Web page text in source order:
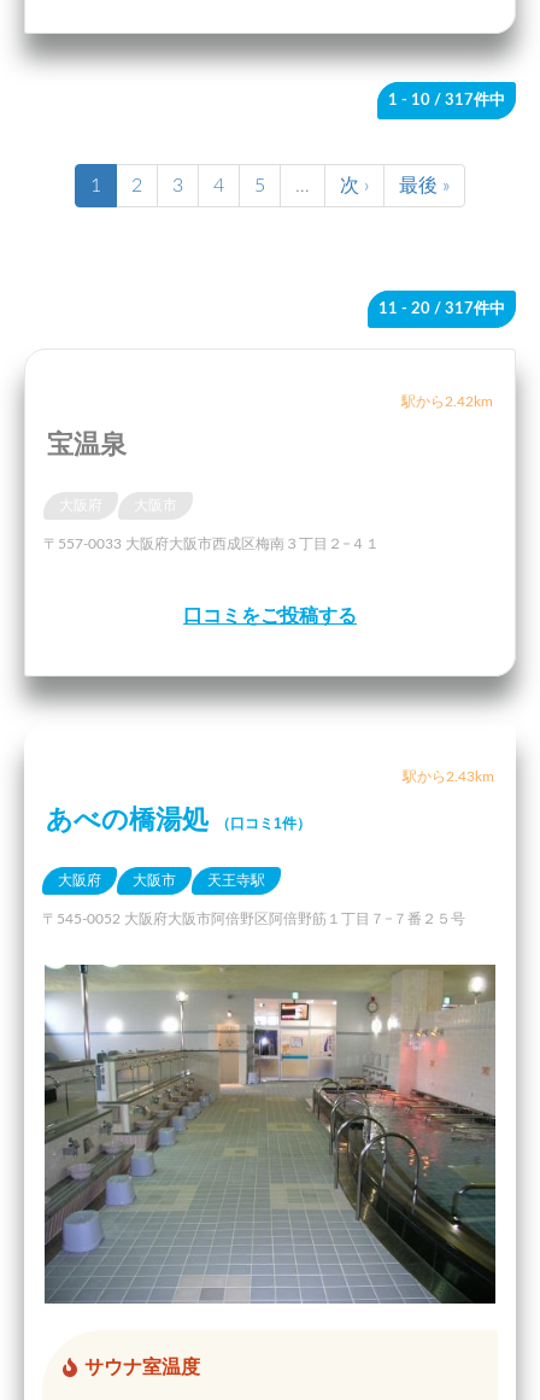
1 - 10 / 317件中
1 2 3 4 5 … 次 › 最後 »
11 - 20 / 317件中
駅から2.42km
宝温泉
〒557-0033 大阪府大阪市西成区梅南３丁目２−４１
口コミをご投稿する
駅から2.43km
あべの橋湯処 （口コミ1件）
大阪府 大阪市 天王寺駅
〒545-0052 大阪府大阪市阿倍野区阿倍野筋１丁目７−７番２５号
サウナ室温度